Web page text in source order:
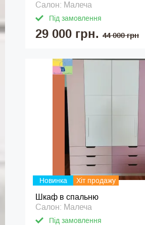
Салон: Малеча
Під замовлення
29 000 грн. 44 000 грн
Новинка Хіт продажу
Шкаф в спальню
Салон: Малеча
Під замовлення